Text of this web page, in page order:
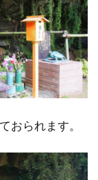
おられます。